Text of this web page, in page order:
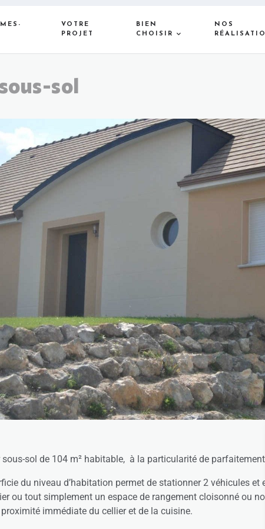
VOTRE
PROJET
BIEN
CHOISIR
NOS
sol
sol de 104 m² habitable, à la particularité de
du niveau d’habitation permet de stationner 2 véhicules
ou tout simplement un espace de rangement cloisonné ou
immédiate du cellier et de la cuisine.